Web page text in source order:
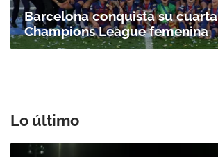
Barcelona conquista su cuarta
Champions League femenina
Lo último